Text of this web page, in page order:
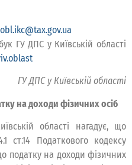
ГУ ДПС у Київській області
ГУ ДПС у Київській області
на доходи фізичних осіб
області нагадує, що
ст.14 Податкового кодексу
податку на доходи фізичних